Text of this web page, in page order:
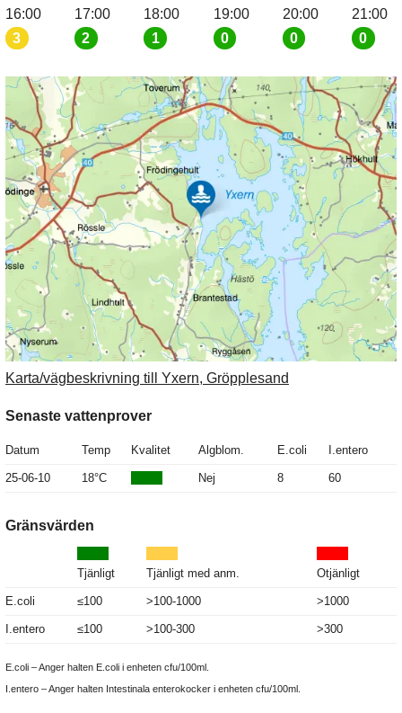
16:00
3
17:00
2
18:00
1
19:00
0
20:00
0
21:00
0
Karta/vägbeskrivning till Yxern, Gröpplesand
Senaste vattenprover
Datum Temp Kvalitet Algblom. E.coli I.entero
25-06-10 18°C Nej 8 60
Gränsvärden
Tjänligt Tjänligt med anm. Otjänligt
E.coli ≤100 >100-1000 >1000
I.entero ≤100 >100-300 >300
E.coli – Anger halten E.coli i enheten cfu/100ml.
I.entero – Anger halten Intestinala enterokocker i enheten cfu/100ml.